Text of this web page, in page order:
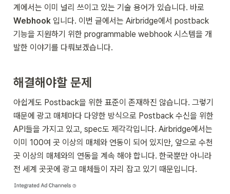
Webhook 입니다. 이번 글에서는 Airbridge에서 postback
기능을 지원하기 위한 programmable webhook 시스템을 개
발한 이야기를 다뤄보겠습니다.
해결해야할 문제
아쉽게도 Postback을 위한 표준이 존재하진 않습니다. 그렇기
때문에 광고 매체마다 다양한 방식으로 Postback 수신을 위한
API들을 가지고 있고, spec도 제각각입니다. Airbridge에서는
이미 100여 곳 이상의 매체와 연동이 되어 있지만, 앞으로 수천
곳 이상의 매체와의 연동을 계속 해야 합니다. 한국뿐만 아니라
전 세계 곳곳에 광고 매체들이 자리 잡고 있기 때문입니다.